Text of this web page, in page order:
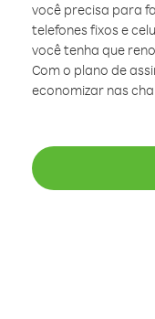
você precisa para
telefones fixos e
você tenha que
Com o plano de
economizar nas